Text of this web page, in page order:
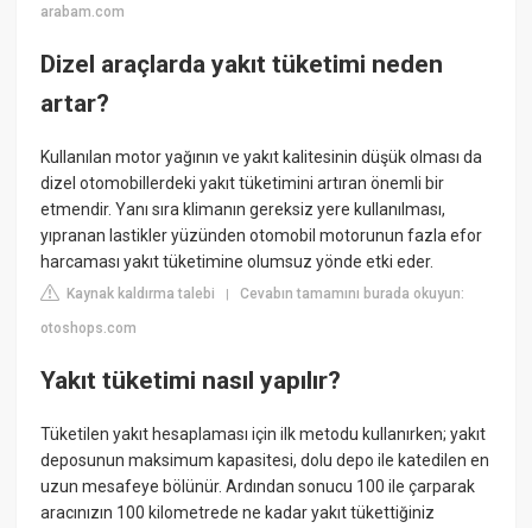
arabam.com
Dizel araçlarda yakıt tüketimi neden
artar?
Kullanılan motor yağının ve yakıt kalitesinin düşük olması da
dizel otomobillerdeki yakıt tüketimini artıran önemli bir
etmendir. Yanı sıra klimanın gereksiz yere kullanılması,
yıpranan lastikler yüzünden otomobil motorunun fazla efor
harcaması yakıt tüketimine olumsuz yönde etki eder.
Kaynak kaldırma talebi |Cevabın tamamını burada okuyun:
otoshops.com
Yakıt tüketimi nasıl yapılır?
Tüketilen yakıt hesaplaması için ilk metodu kullanırken; yakıt
deposunun maksimum kapasitesi, dolu depo ile katedilen en
uzun mesafeye bölünür. Ardından sonucu 100 ile çarparak
aracınızın 100 kilometrede ne kadar yakıt tükettiğiniz